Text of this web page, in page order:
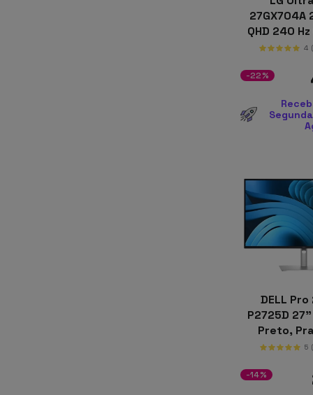
27GX704A
QHD 240
4
-22%
DELL Pro
P2725D 27"
Preto,
5
-14%